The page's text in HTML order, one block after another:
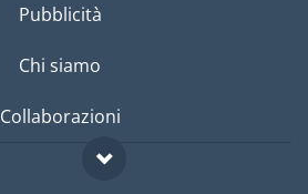
Pubblicità
Chi siamo
Collaborazioni